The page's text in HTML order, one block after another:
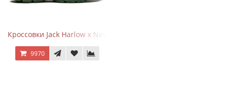
Кроссовки Jack Harlow x New Balance 1906r Kentucky Derby
9970